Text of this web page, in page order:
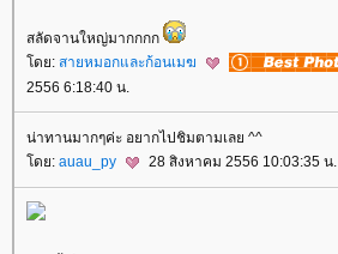
สลัดจานใหญ่มากกกก
ดย: สายหมอกและก้อนเมฆ
2556 6:18:40 น.
น่าทานมากๆค่ะ อยากไปชิมตามเลย ^^
ดย: auau_py 28 สิงหาคม 2556 10:03:35 น.